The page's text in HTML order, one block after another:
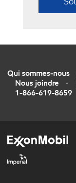
Qui sommes-nous
Nous joindre
1-866-619-8659